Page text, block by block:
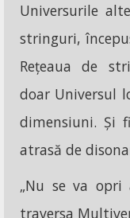
Universurile
stringuri,
Rețeaua de
doar Universul
dimensiuni. Și
atrasă de
„Nu se va opri
traversa